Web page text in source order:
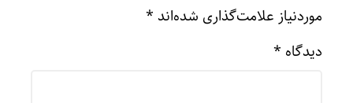
موردنیاز علامت‌گذاری شده‌اند *
دیدگاه *